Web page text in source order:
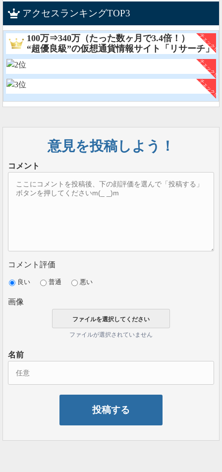
アクセスランキングTOP3
100万⇒340万（たった数ヶ月で3.4倍！）
“超優良級”の仮想通貨情報サイト「リサーチ」
意見を投稿しよう！
コメント
コメント評価
良い 普通 悪い
画像
ファイルが選択されていません
名前